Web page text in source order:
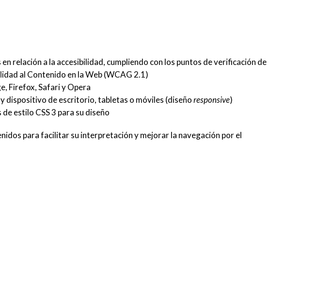
relación a la accesibilidad, cumpliendo con los puntos de verificación de
al Contenido en la Web (WCAG 2.1)
Firefox, Safari y Opera
dispositivo de escritorio, tabletas o móviles (diseñoresponsive)
estilo CSS 3 para su diseño
para facilitar su interpretación y mejorar la navegación por el